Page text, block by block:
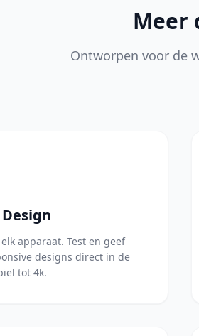
Meer
Ontworpen voor de
apparaat. Test en geef
designs direct in de
tot 4k.